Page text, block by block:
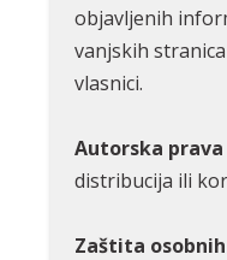
objavljenih
vanjskih
vlasnici.
Autorska prava
distribucija ili
Zaštita